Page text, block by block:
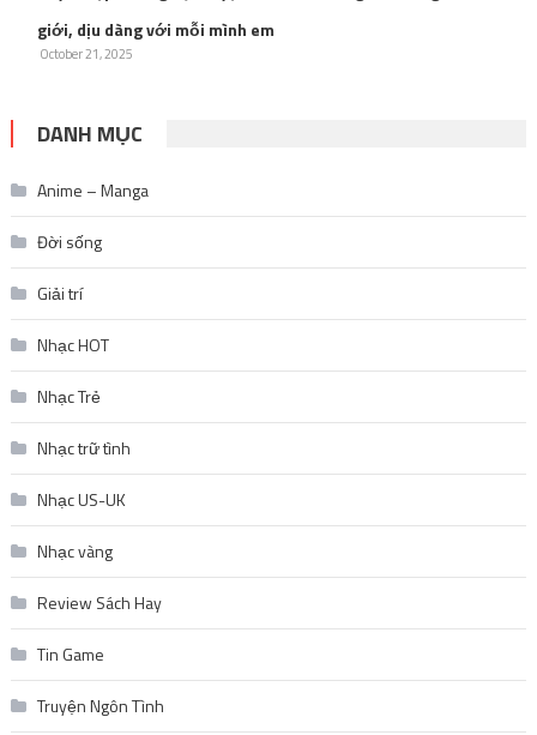
giới, dịu dàng với mỗi mình em
October 21, 2025
DANH MỤC
Anime – Manga
Đời sống
Giải trí
Nhạc HOT
Nhạc Trẻ
Nhạc trữ tình
Nhạc US-UK
Nhạc vàng
Review Sách Hay
Tin Game
Truyện Ngôn Tình